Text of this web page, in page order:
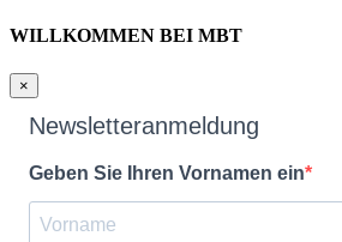
WILLKOMMEN BEI MBT
×
Newsletteranmeldung
Geben Sie Ihren Vornamen ein